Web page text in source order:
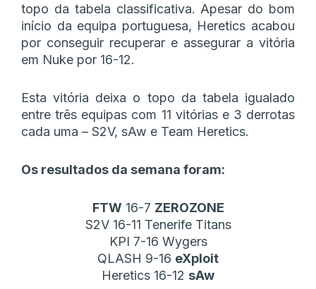
topo da tabela classificativa. Apesar do bom
início da equipa portuguesa, Heretics acabou
por conseguir recuperar e assegurar a vitória
em Nuke por 16-12.
Esta vitória deixa o topo da tabela igualado
entre três equipas com 11 vitórias e 3 derrotas
cada uma – S2V, sAw e Team Heretics.
Os resultados da semana foram:
FTW 16-7 ZEROZONE
S2V 16-11 Tenerife Titans
KPI 7-16 Wygers
QLASH 9-16 eXploit
Heretics 16-12 sAw